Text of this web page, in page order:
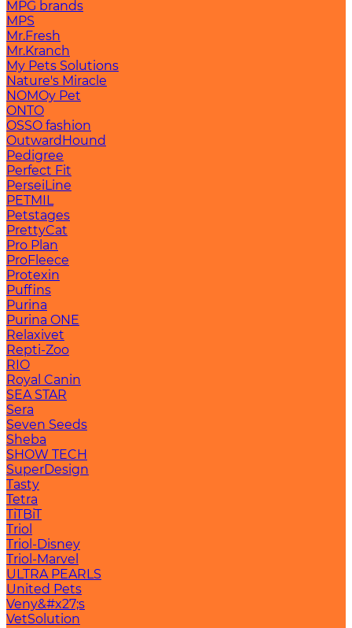
MPG brands
MPS
Mr.Fresh
Mr.Kranch
My Pets Solutions
Nature's Miracle
NOMOy Pet
ONTO
OSSO fashion
OutwardHound
Pedigree
Perfect Fit
PerseiLine
PETMIL
Petstages
PrettyCat
Pro Plan
ProFleece
Protexin
Puffins
Purina
Purina ONE
Relaxivet
Repti-Zoo
RIO
Royal Canin
SEA STAR
Sera
Seven Seeds
Sheba
SHOW TECH
SuperDesign
Tasty
Tetra
TiTBiT
Triol
Triol-Disney
Triol-Marvel
ULTRA PEARLS
United Pets
Veny&#x27;s
VetSolution